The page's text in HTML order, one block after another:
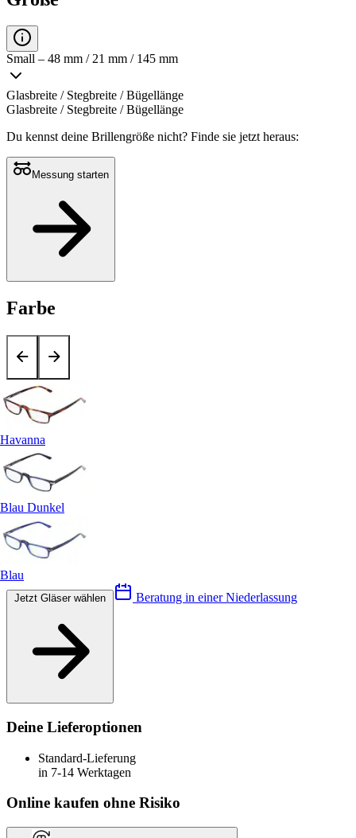
Small – 48 mm / 21 mm / 145 mm
Glasbreite / Stegbreite / Bügellänge
Glasbreite / Stegbreite / Bügellänge
Du kennst deine Brillengröße nicht? Finde sie jetzt heraus:
Messung starten
Farbe
Havanna
Blau Dunkel
Blau
Beratung in einer Niederlassung
Deine Lieferoptionen
Standard-Lieferung
in 7-14 Werktagen
Online kaufen ohne Risiko